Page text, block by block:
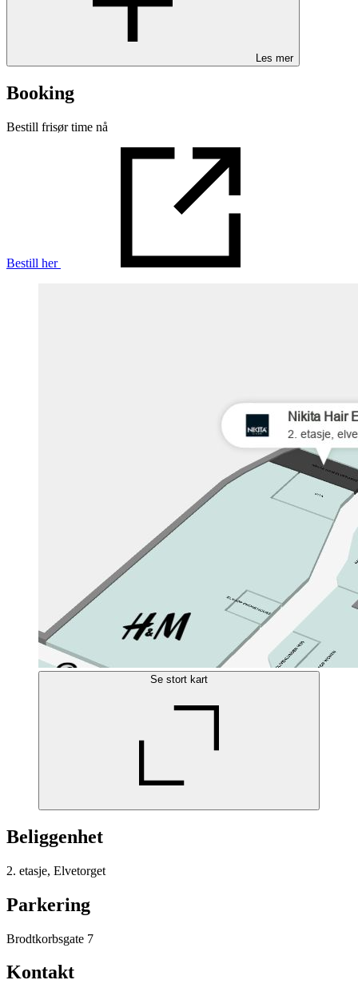
Les mer
Booking
Bestill frisør time nå
Bestill her
Se stort kart
Beliggenhet
2. etasje, Elvetorget
Parkering
Brodtkorbsgate 7
Kontakt